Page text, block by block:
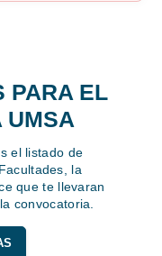
PARA EL
UMSA
el listado de
la
que te llevaran
convocatoria.